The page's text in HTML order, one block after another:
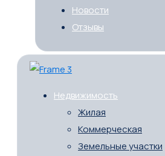
Новости
Отзывы
Недвижимость
Жилая
Коммерческая
Земельные участки